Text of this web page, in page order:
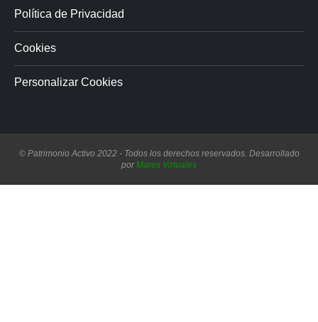
Política de Privacidad
Cookies
Personalizar Cookies
© Patrimonio Activo 2022 - Todos los derechos reservados. Desarrollado
porMares Virtuales